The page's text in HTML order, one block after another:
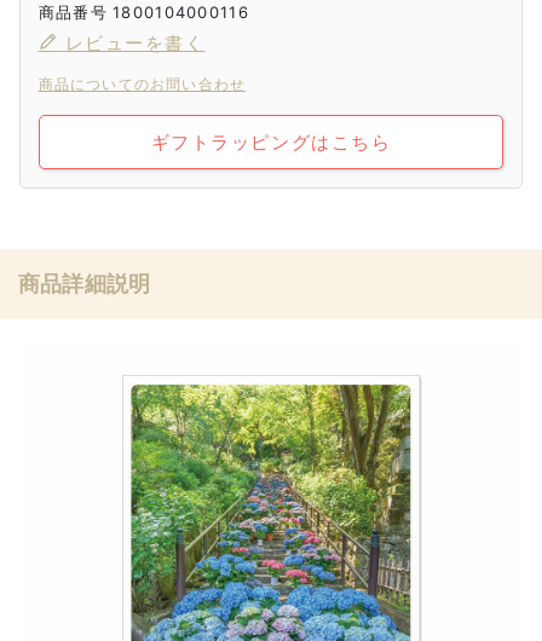
商品番号 1800104000116
レビューを書く
商品についてのお問い合わせ
ギフトラッピングはこちら
商品詳細説明